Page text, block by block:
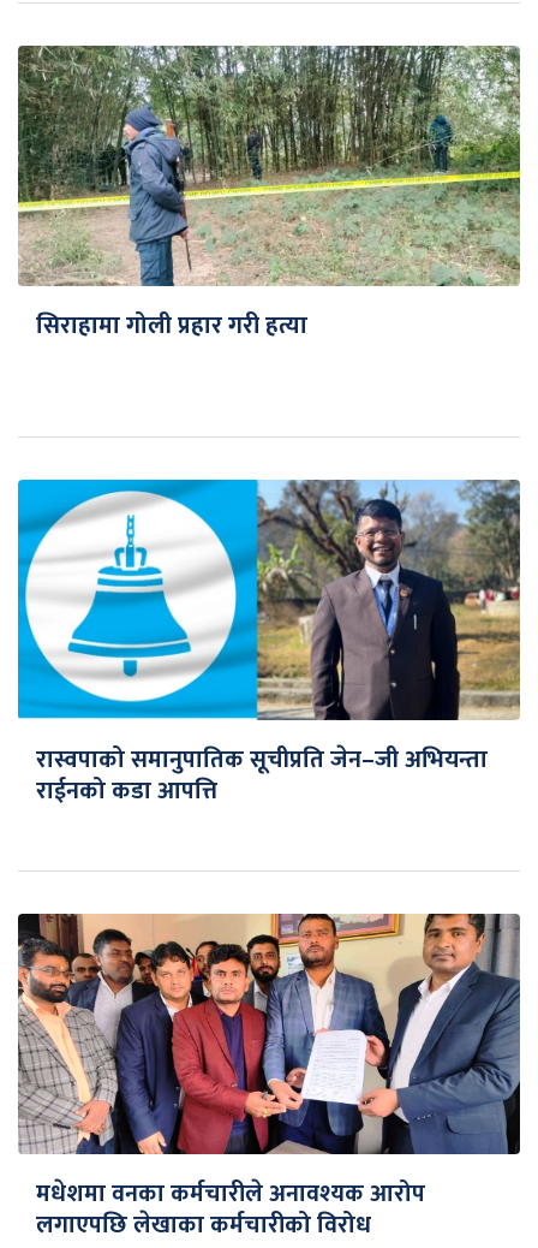
सिराहामा गोली प्रहार गरी हत्या
रास्वपाको समानुपातिक सूचीप्रति जेन–जी अभियन्ता
राईनको कडा आपत्ति
मधेशमा वनका कर्मचारीले अनावश्यक आरोप
लगाएपछि लेखाका कर्मचारीको विरोध